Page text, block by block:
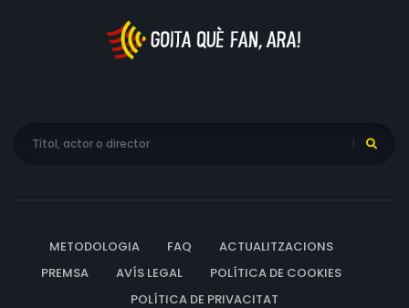
METODOLOGIA FAQ
ACTUALITZACIONS
PREMSA
AVÍS LEGAL
POLÍTICA DE COOKIES
POLÍTICA DE PRIVACITAT